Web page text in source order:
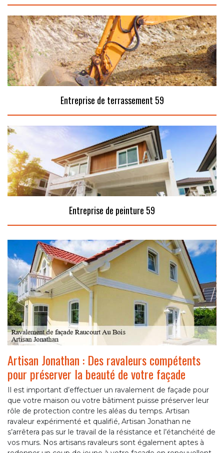
Entreprise de terrassement 59
Entreprise de peinture 59
Artisan Jonathan : Des ravaleurs compétents
pour préserver la beauté de votre façade
Il est important d’effectuer un ravalement de façade pour
que votre maison ou votre bâtiment puisse préserver leur
rôle de protection contre les aléas du temps. Artisan
ravaleur expérimenté et qualifié, Artisan Jonathan ne
s’arrêtera pas sur le travail de la résistance et l’étanchéité de
vos murs. Nos artisans ravaleurs sont également aptes à